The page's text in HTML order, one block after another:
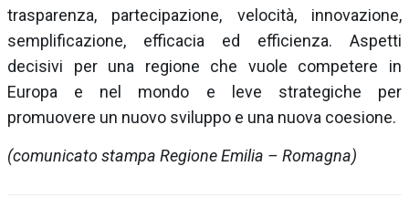
trasparenza, partecipazione, velocità, innovazione,
semplificazione, efficacia ed efficienza. Aspetti
decisivi per una regione che vuole competere in
Europa e nel mondo e leve strategiche per
promuovere un nuovo sviluppo e una nuova coesione.
(comunicato stampa Regione Emilia – Romagna)